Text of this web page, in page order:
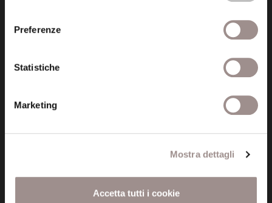
Preferenze
Statistiche
Marketing
Mostra dettagli
Accetta tutti i cookie